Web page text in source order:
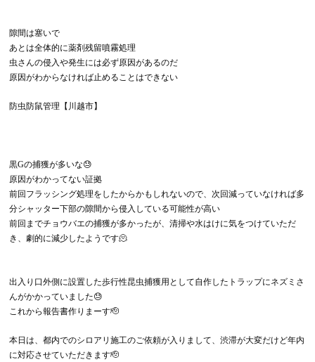
隙間は塞いで
あとは全体的に薬剤残留噴霧処理
虫さんの侵入や発生には必ず原因があるのだ
原因がわからなければ止めることはできない
防虫防鼠管理【川越市】
黒Gの捕獲が多いな😓
原因がわかってない証拠
前回フラッシング処理をしたからかもしれないので、次回減っていなければ多
分シャッター下部の隙間から侵入している可能性が高い
前回までチョウバエの捕獲が多かったが、清掃や水はけに気をつけていただ
き、劇的に減少したようです🫠
出入り口外側に設置した歩行性昆虫捕獲用として自作したトラップにネズミさ
んがかかっていました😓
これから報告書作りまーす🫡
本日は、都内でのシロアリ施工のご依頼が入りまして、渋滞が大変だけど年内
に対応させていただきます🫡